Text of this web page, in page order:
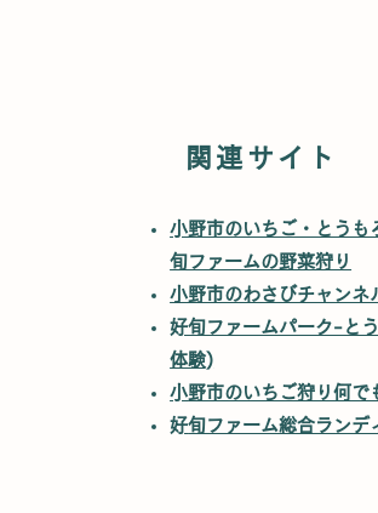
関連サイト
小野市のいちご・とうも
旬ファームの野菜狩り
小野市のわさびチャンネ
好旬ファームパーク-と
体験)
​小野市のいちご狩り何
​好旬ファーム総合ラン